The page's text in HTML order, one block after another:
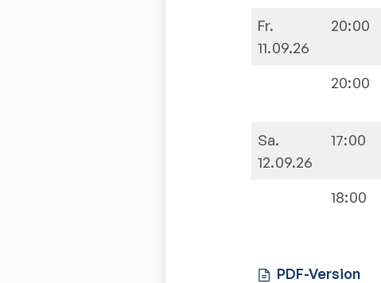
Fr.
11.09.26
20:00
20:00
Sa.
12.09.26
17:00
18:00
PDF-Version